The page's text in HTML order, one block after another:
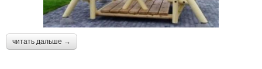
читать дальше →